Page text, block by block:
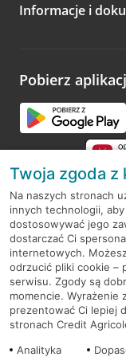
Zachęcamy do
opinie.
Informacje i
Pobierz
RODO
Regulamin serwisu
Mapa serwisu
PolitykaCookies
Twoja zgoda z
Na naszych stronach
innych technologii,
dostosowywać jego
dostarczać Ci
internetowych.
odrzucić pliki cookie –
serwisu. Zgody są
momencie. Wyrażenie
prezentować Ci lepiej
stronach Credit
Analityka